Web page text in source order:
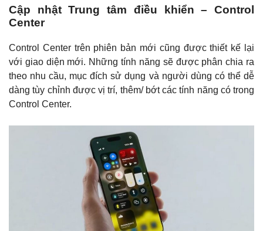
Cập nhật Trung tâm điều khiển – Control
Center
Control Center trên phiên bản mới cũng được thiết kế lại
với giao diện mới. Những tính năng sẽ được phân chia ra
theo nhu cầu, mục đích sử dụng và người dùng có thể dễ
dàng tùy chỉnh được vị trí, thêm/ bớt các tính năng có trong
Control Center.